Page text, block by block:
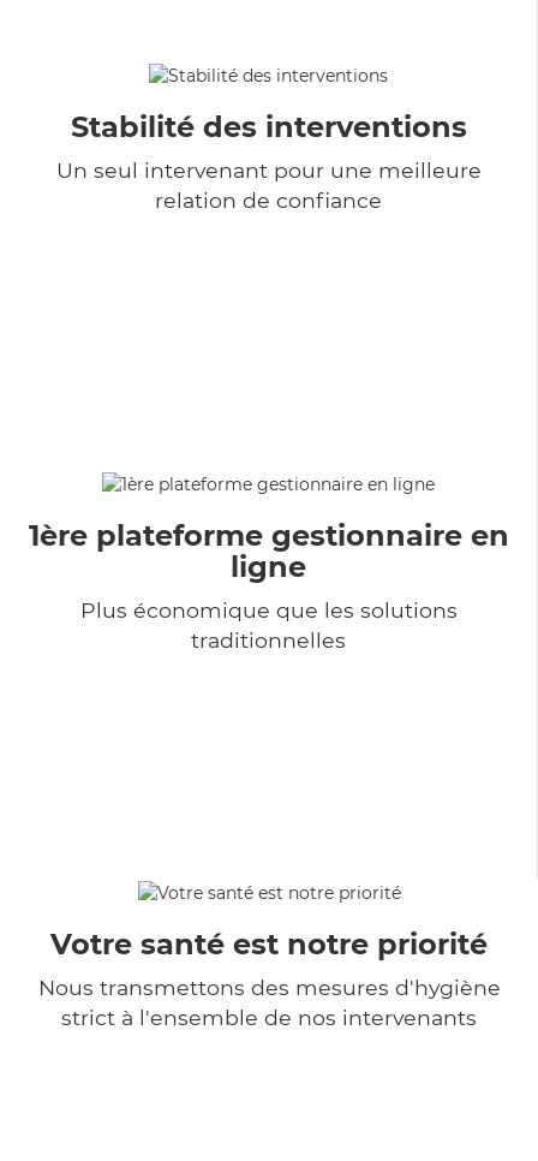
Stabilité des interventions
Un seul intervenant pour une meilleure
relation de confiance
1ère plateforme gestionnaire en
ligne
Plus économique que les solutions
traditionnelles
Votre santé est notre priorité
Nous transmettons des mesures d'hygiène
strict à l'ensemble de nos intervenants